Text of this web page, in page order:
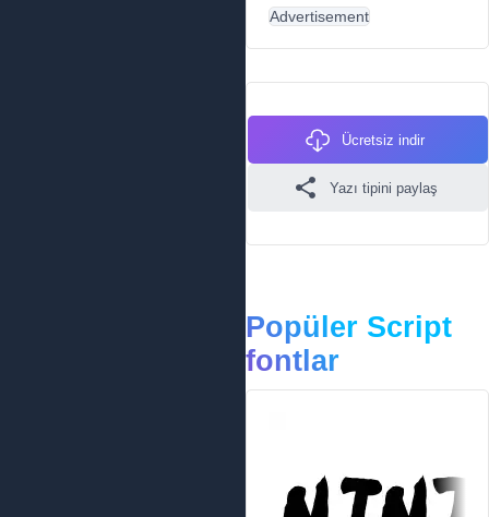
Advertisement
Ücretsiz indir
Yazı tipini paylaş
Popüler Script
fontlar